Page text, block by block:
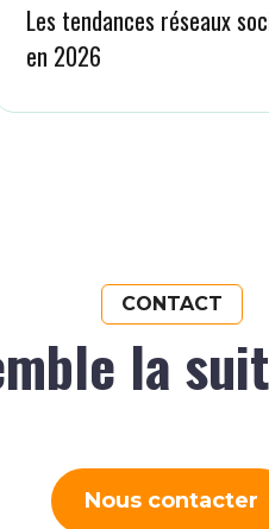
Les tendances réseaux
en 2026
CONTACT
la
Nous contacter